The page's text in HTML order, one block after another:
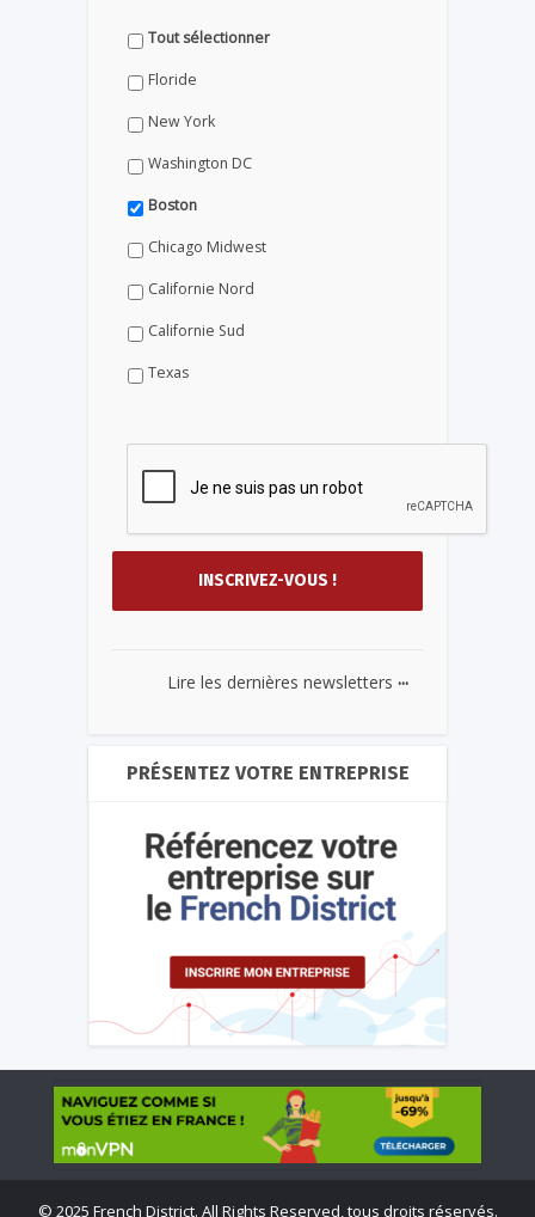
Tout sélectionner
Floride
New York
Washington DC
Boston
Chicago Midwest
Californie Nord
Californie Sud
Texas
Lire les dernières newsletters ...
PRÉSENTEZ VOTRE ENTREPRISE
© 2025 French District. All Rights Reserved, tous droits réservés.